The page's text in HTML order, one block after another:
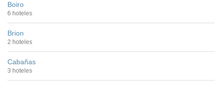
Boiro
6 hoteles
Brion
2 hoteles
Cabañas
3 hoteles